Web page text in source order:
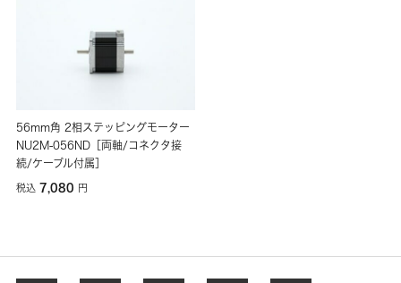
56mm角 2相ステッピングモーター
NU2M-056ND［両軸/コネクタ接
続/ケーブル付属］
税込7,080 円